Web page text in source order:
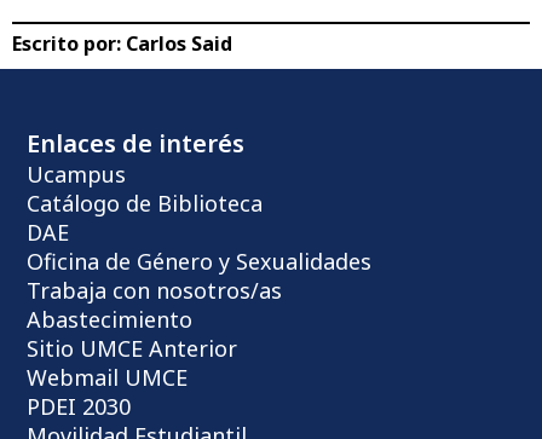
Escrito por: Carlos Said
Enlaces de interés
Ucampus
Catálogo de Biblioteca
DAE
Oficina de Género y Sexualidades
Trabaja con nosotros/as
Abastecimiento
Sitio UMCE Anterior
Webmail UMCE
PDEI 2030